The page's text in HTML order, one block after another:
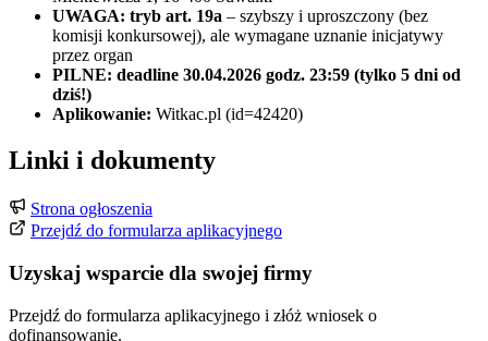
UWAGA: tryb art. 19a – szybszy i uproszczony (bez
komisji konkursowej), ale wymagane uznanie inicjatywy
przez organ
PILNE: deadline 30.04.2026 godz. 23:59 (tylko 5 dni od
dziś!)
Aplikowanie: Witkac.pl (id=42420)
Linki i dokumenty
Strona ogłoszenia
Przejdź do formularza aplikacyjnego
Uzyskaj wsparcie dla swojej firmy
Przejdź do formularza aplikacyjnego i złóż wniosek o
dofinansowanie.